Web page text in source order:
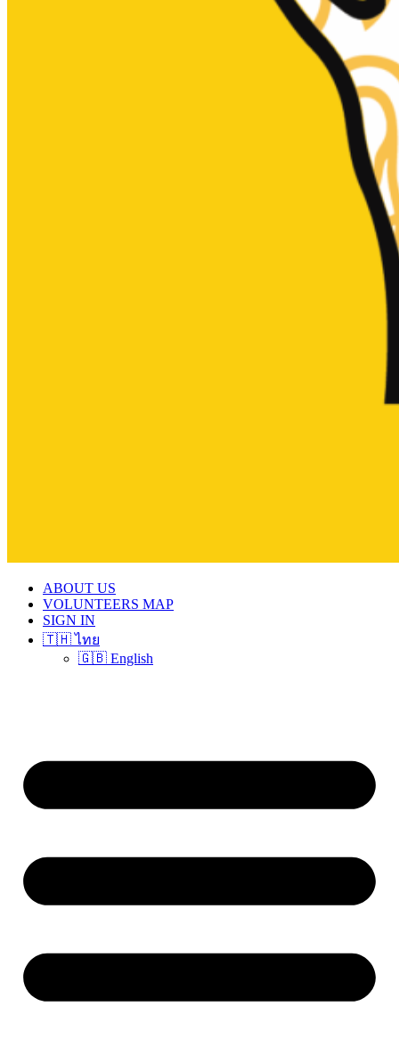
ABOUT US
VOLUNTEERS MAP
SIGN IN
🇹🇭 ไทย
🇬🇧 English